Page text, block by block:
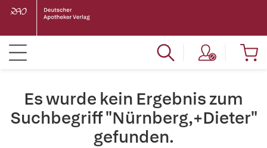
Es wurde kein Ergebnis zum
Suchbegriff "Nürnberg,+Dieter"
gefunden.